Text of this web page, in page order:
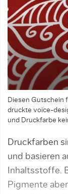
Diesen Gutschein
druckte voice-
und Druckfarbe
Druckfarben
und basieren
Inhaltsstoffe.
Pigmente